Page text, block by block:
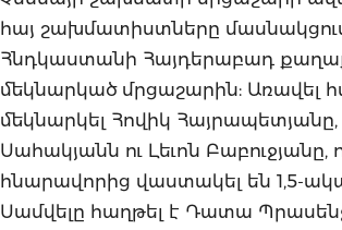
հայ շախմատիստները
Հնդկաստանի Հայդերաբադ
մեկնարկած մրցաշարին: Առավել
մեկնարկել Հովիկ Հայրապետյանը,
Սահակյանն ու Լեւոն Բաբուջյանը,
հնարավորից վաստակել են 1,5-
Սամվելը հաղթել է Դատա